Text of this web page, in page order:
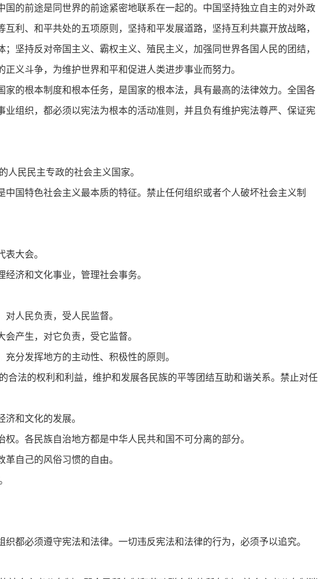
的前途是同世界的前途紧密地联系在一起的。中国坚持独立自主的对外政
利、和平共处的五项原则，坚持和平发展道路，坚持互利共赢开放战略，
坚持反对帝国主义、霸权主义、殖民主义，加强同世界各国人民的团结，
义斗争，为维护世界和平和促进人类进步事业而努力。
的根本制度和根本任务，是国家的根本法，具有最高的法律效力。全国各
组织，都必须以宪法为根本的活动准则，并且负有维护宪法尊严、保证宪
人民民主专政的社会主义国家。
国特色社会主义最本质的特征。禁止任何组织或者个人破坏社会主义制
大会。
济和文化事业，管理社会事务。
人民负责，受人民监督。
产生，对它负责，受它监督。
分发挥地方的主动性、积极性的原则。
合法的权利和利益，维护和发展各民族的平等团结互助和谐关系。禁止对任
和文化的发展。
。各民族自治地方都是中华人民共和国不可分离的部分。
自己的风俗习惯的自由。
都必须遵守宪法和法律。一切违反宪法和法律的行为，必须予以追究。